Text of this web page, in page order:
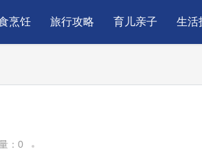
烹饪 旅行攻略 育儿亲子 生活
： 0